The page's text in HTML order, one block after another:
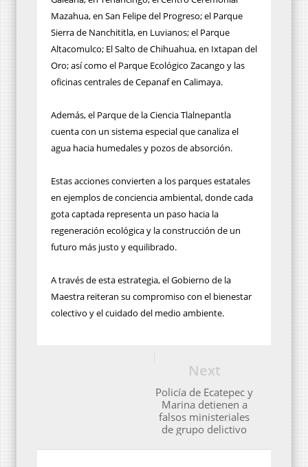
Mazahua, en San Felipe del Progreso; el Parque
Sierra de Nanchititla, en Luvianos; el Parque
Altacomulco; El Salto de Chihuahua, en Ixtapan del
Oro; así como el Parque Ecológico Zacango y las
oficinas centrales de Cepanaf en Calimaya.
Además, el Parque de la Ciencia Tlalnepantla
cuenta con un sistema especial que canaliza el
agua hacia humedales y pozos de absorción.
Estas acciones convierten a los parques estatales
en ejemplos de conciencia ambiental, donde cada
gota captada representa un paso hacia la
regeneración ecológica y la construcción de un
futuro más justo y equilibrado.
A través de esta estrategia, el Gobierno de la
Maestra reiteran su compromiso con el bienestar
colectivo y el cuidado del medio ambiente.
Next
Policía de Ecatepec y
Marina detienen a
falsos ministeriales
de grupo delictivo